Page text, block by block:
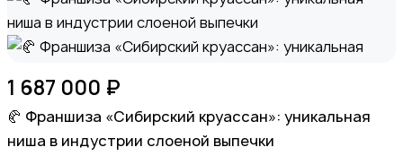
Красота и здоровье
1 687 000 ₽
🥐 Франшиза «Сибирский круассан»: уникальная
ниша в индустрии слоеной выпечки